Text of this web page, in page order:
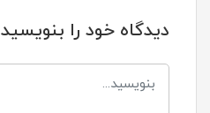
دیدگاه خود را بنویسید